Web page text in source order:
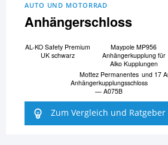
AUTO UND MOTORRAD
Anhängerschloss
AL-KO Safety Premium
UK schwarz
Maypole MP956
Anhängerkupplung für
Alko Kupplungen
Mottez Permanentes
Anhängerkupplungsschloss
— A075B
und 17
Zum Vergleich und Ratgeber